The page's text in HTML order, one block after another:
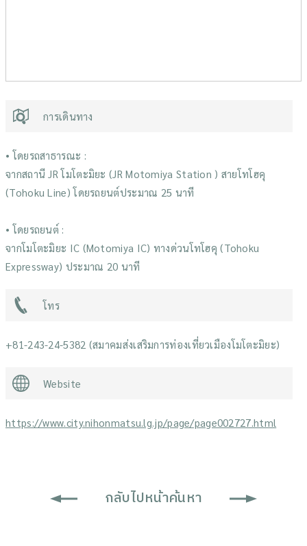
การเดินทาง
• โดยรถสาธารณะ :
จากสถานี JR โมโตะมิยะ (JR Motomiya Station ) สายโทโฮคุ
(Tohoku Line) โดยรถยนต์ประมาณ 25 นาที
• โดยรถยนต์ :
จากโมโตะมิยะ IC (Motomiya IC) ทางด่วนโทโฮคุ (Tohoku
Expressway) ประมาณ 20 นาที
โทร
+81-243-24-5382 (สมาคมส่งเสริมการท่องเที่ยวเมืองโมโตะมิยะ)
Website
https://www.city.nihonmatsu.lg.jp/page/page002727.html
กลับไปหน้าค้นหา